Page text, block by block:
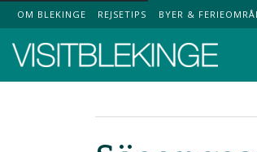
Top Menu
OM BLEKINGE REJSETIPS BYER &